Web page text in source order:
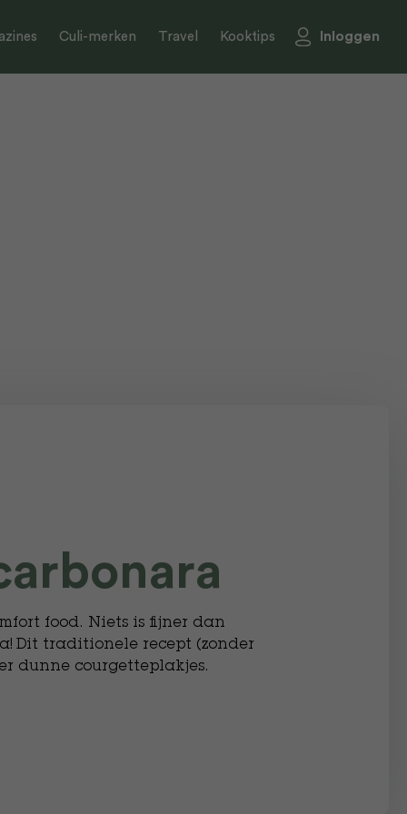
Culi-merken Travel Kooktips Inloggen
food. Niets is fijner dan
Dit traditionele recept (zonder
dunne courgetteplakjes.